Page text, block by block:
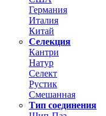
Германия
Италия
Китай
Селекция
Кантри
Натур
Селект
Рустик
Смешанная
Тип соединения